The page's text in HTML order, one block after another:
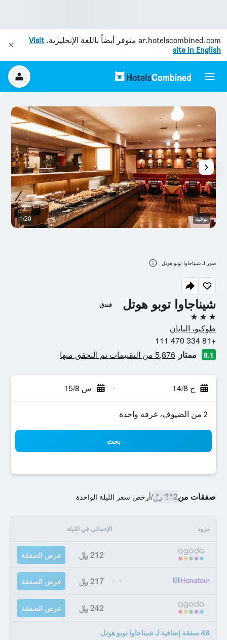
ar.hotelscombined.com متوفر أيضاً باللغة الإنجليزية.Visit
site in English
شيناجاوا توبو هوتل فندق
3 نجوم
طوكيو، اليابان
+81 334 470 111
8.1 ممتاز 5,876 من التقييمات تم التحقق منها
ج 14/8 - س 15/8
2 من الضيوف، غرفة واحدة
بحث
صفقات من212 ﷼ /أرخص سعر الليلة الواحدة
مزود الإجمالي في الليلة
212 ﷼ عرض الصفقة
217 ﷼ عرض الصفقة
242 ﷼ عرض الصفقة
48 صفقة إضافية لـ شيناجاوا توبو هوتل
بوفيه 1/20
صور لـ شيناجاوا توبو هوتل